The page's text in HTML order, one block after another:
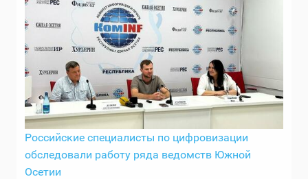
Российские специалисты по цифровизации
обследовали работу ряда ведомств Южной
Осетии